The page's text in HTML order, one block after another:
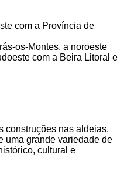
com a Província de
os-Montes, a noroeste
com a Beira Litoral e
construções nas aldeias,
uma grande variedade de
cultural e